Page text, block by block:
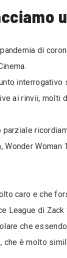
di
ai rinvii, molti
parziale
Wonder
caro e che
League di
che
che è molto